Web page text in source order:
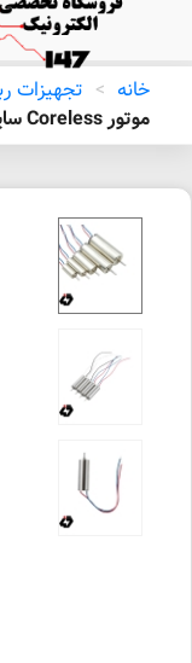
خانه > تجهیزات
موتور Coreless سایز 716